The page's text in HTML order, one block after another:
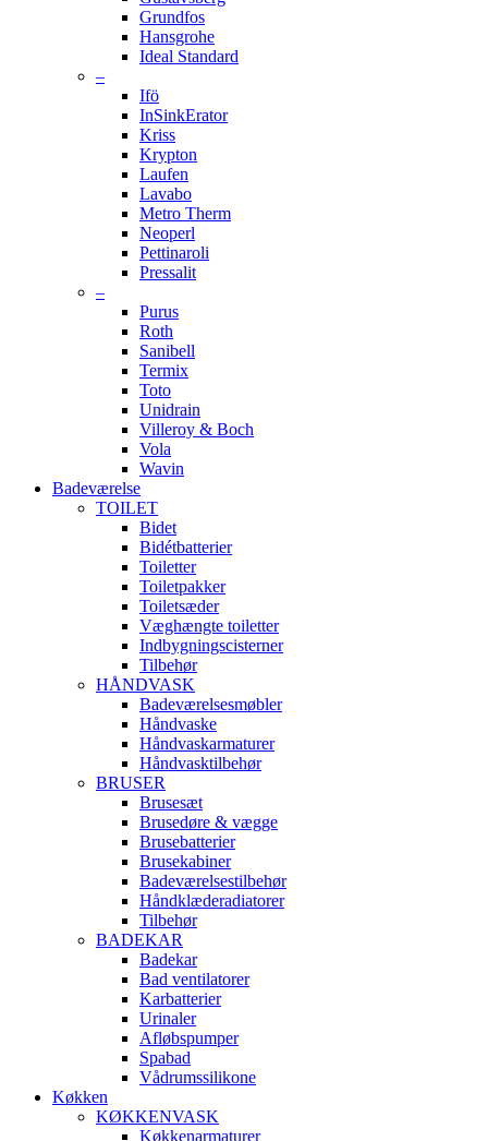
Grundfos
Hansgrohe
Ideal Standard
–
Ifö
InSinkErator
Kriss
Krypton
Laufen
Lavabo
Metro Therm
Neoperl
Pettinaroli
Pressalit
–
Purus
Roth
Sanibell
Termix
Toto
Unidrain
Villeroy & Boch
Vola
Wavin
Badeværelse
TOILET
Bidet
Bidétbatterier
Toiletter
Toiletpakker
Toiletsæder
Væghængte toiletter
Indbygningscisterner
Tilbehør
HÅNDVASK
Badeværelsesmøbler
Håndvaske
Håndvaskarmaturer
Håndvasktilbehør
BRUSER
Brusesæt
Brusedøre & vægge
Brusebatterier
Brusekabiner
Badeværelsestilbehør
Håndklæderadiatorer
Tilbehør
BADEKAR
Badekar
Bad ventilatorer
Karbatterier
Urinaler
Afløbspumper
Spabad
Vådrumssilikone
Køkken
KØKKENVASK
Køkkenarmaturer